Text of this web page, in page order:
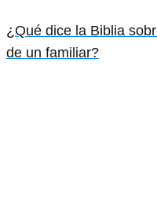
¿Qué dice la Biblia
de un familiar?